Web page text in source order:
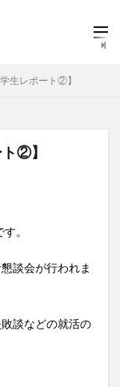
生レポート②】
②】
。
談会が行われま
談などの就活の